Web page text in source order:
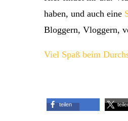
haben, und auch eine
Bloggern, Vloggern,
Viel Spaß beim
teilen